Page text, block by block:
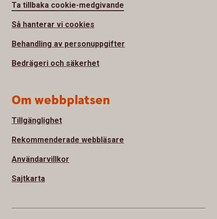
Ta tillbaka cookie-medgivande
Så hanterar vi cookies
Behandling av personuppgifter
Bedrägeri och säkerhet
Om webbplatsen
Tillgänglighet
Rekommenderade webbläsare
Användarvillkor
Sajtkarta